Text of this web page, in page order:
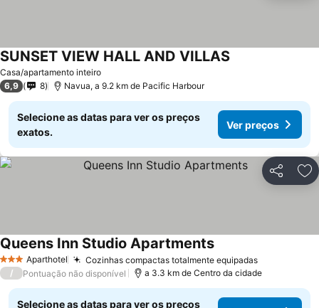
Casa/apartamento inteiro
SUNSET VIEW HALL AND VILLAS
6,9 8 Navua, a 9.2 km de Pacific Harbour
Selecione as datas para ver os preços
exatos.
Ver preços
Partilhar
3 EstrelasAparthotel Cozinhas compactas totalmente equipadasVer preços
Queens Inn Studio ApartmentsVer preços
/ Pontuação não disponível a 3.3 km de Centro da cidade
Selecione as datas para ver os preços